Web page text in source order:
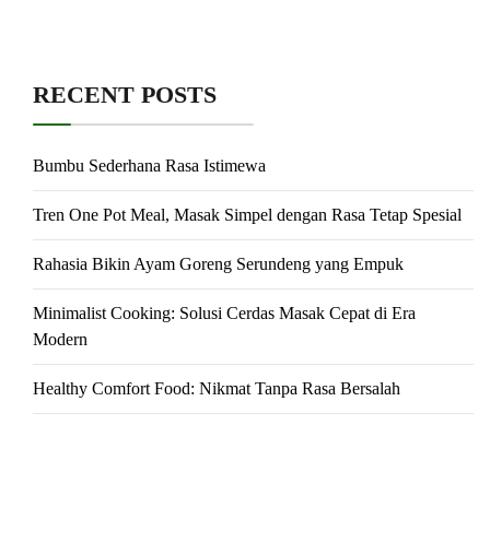
RECENT POSTS
Bumbu Sederhana Rasa Istimewa
Tren One Pot Meal, Masak Simpel dengan Rasa Tetap Spesial
Rahasia Bikin Ayam Goreng Serundeng yang Empuk
Minimalist Cooking: Solusi Cerdas Masak Cepat di Era
Modern
Healthy Comfort Food: Nikmat Tanpa Rasa Bersalah